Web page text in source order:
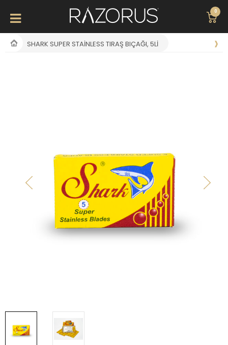
0
SHARK SUPER STAINLESS TIRAŞ BIÇAĞI, 5LI